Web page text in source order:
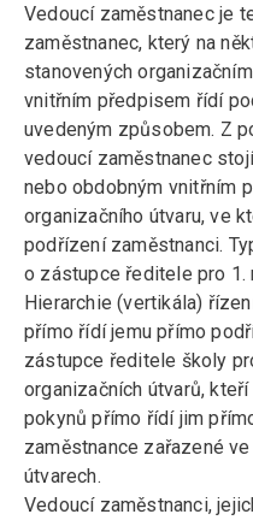
Vedoucí zaměstnanec je
zaměstnanec, který na
stanovených
vnitřním předpisem řídí
uvedeným způsobem. Z
vedoucí zaměstnanec
nebo obdobným vnitřním
organizačního útvaru, ve
podřízení zaměstnanci.
o zástupce ředitele pro 1.
Hierarchie (vertikála)
přímo řídí jemu přímo
zástupce ředitele školy
organizačních útvarů,
pokynů přímo řídí jim
zaměstnance zařazené
útvarech.
Vedoucí zaměstnanci,